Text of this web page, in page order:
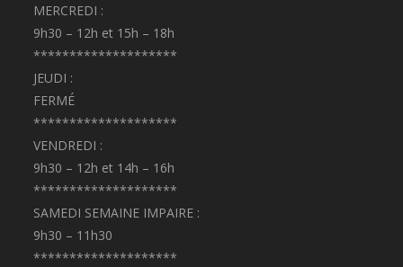
MERCREDI :
9h30 – 12h et 15h – 18h
********************
JEUDI :
FERMÉ
********************
VENDREDI :
9h30 – 12h et 14h – 16h
********************
SAMEDI SEMAINE IMPAIRE :
9h30 – 11h30
********************